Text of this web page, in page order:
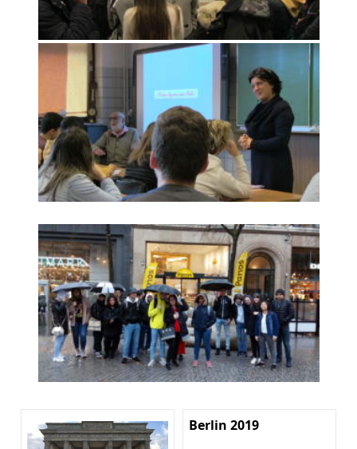
Berlin 2019